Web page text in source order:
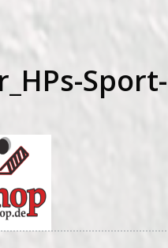
Sport-